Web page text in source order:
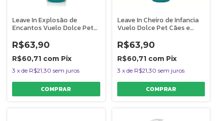
Leave In Explosão de
Encantos Vuelo Dolce Pet
R$63,90
R$60,71 com Pix
3 x de R$21,30 sem juros
Leave In Cheiro de Infancia
Vuelo Dolce Pet Cães e
R$63,90
R$60,71 com Pix
3 x de R$21,30 sem juros